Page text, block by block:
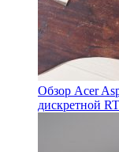
Обзор Acer
дискретной